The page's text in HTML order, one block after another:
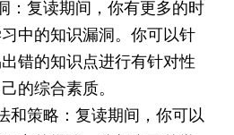
：复读期间，你有更多的时
中的知识漏洞。你可以针
错的知识点进行有针对性
的综合素质。
和策略：复读期间，你可以